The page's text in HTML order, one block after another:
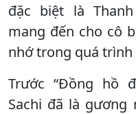
đặc biệt là
mang đến cho cô
nhớ trong quá trình
Trước “Đồng hồ
Sachi đã là gương